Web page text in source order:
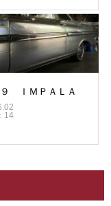
９ ＩＭＰＡＬＡ
14